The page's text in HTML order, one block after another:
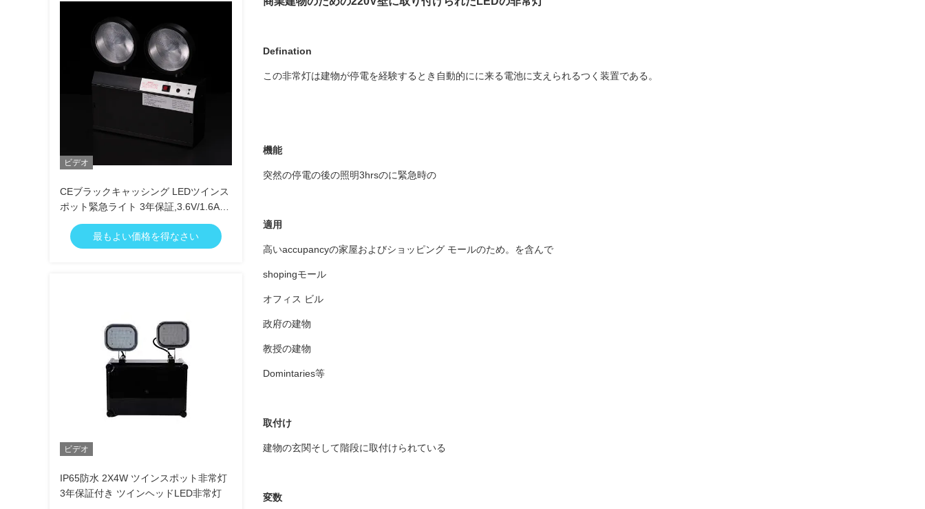
ビデオ
CEブラックキャッシング LEDツインス
ポット緊急ライト 3年保証,3.6V/1.6Ah
バッテリーと3時間の持続時間
最もよい価格を得なさい
ビデオ
IP65防水 2X4W ツインスポット非常灯
3年保証付き ツインヘッドLED非常灯
Defination
この非常灯は建物が停電を経験する とき自動的にに来る電池に支えられるつく装置である 。
機能
突然の停電の後の照明3hrsのに緊急時の
適用
高いaccupancyの家屋およびショッピング モールのため。を含んで
shopingモール
オフィス ビル
政府の建物
教授の建物
Domintaries等
取付け
建物の玄関そして階段に取付けられている
変数